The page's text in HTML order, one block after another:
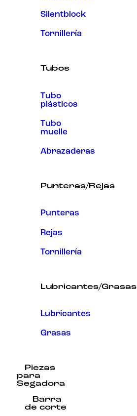
Silentblock
Tornillería
Tubos
Tubo
plásticos
Tubo
muelle
Abrazaderas
Punteras/Rejas
Punteras
Rejas
Tornillería
Lubricantes/Grasas
Lubricantes
Grasas
Piezas
para
Segadora
Barra
de corte